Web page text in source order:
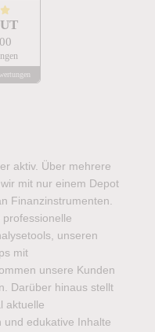
aktiv. Über mehrere
mit nur einem Depot
Finanzinstrumenten.
unseren
mit
unsere Kunden
Darüber hinaus stellt
aktuelle
und edukative Inhalte